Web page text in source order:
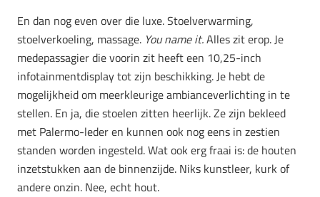
En dan nog even over die luxe. Stoelverwarming,
stoelverkoeling, massage. You name it.Alles zit erop. Je
medepassagier die voorin zit heeft een 10,25-inch
infotainmentdisplay tot zijn beschikking. Je hebt de
mogelijkheid om meerkleurige ambianceverlichting in te
stellen. En ja, die stoelen zitten heerlijk. Ze zijn bekleed
met Palermo-leder en kunnen ook nog eens in zestien
standen worden ingesteld. Wat ook erg fraai is: de houten
inzetstukken aan de binnenzijde. Niks kunstleer, kurk of
andere onzin. Nee, echt hout.